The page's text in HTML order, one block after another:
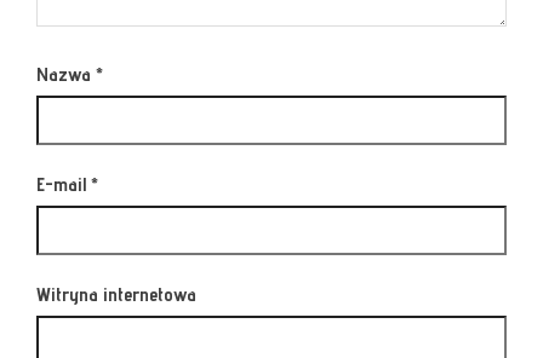
Nazwa *
E-mail *
Witryna internetowa